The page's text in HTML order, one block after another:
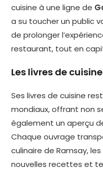
cuisine à une ligne de
a su toucher un public
de prolonger
restaurant, tout en
Les livres de cuisine
Ses livres de cuisine
mondiaux, offrant non
également un aperçu
Chaque ouvrage
culinaire de Ramsay,
nouvelles recettes et